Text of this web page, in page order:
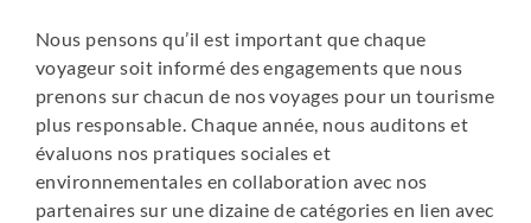
Nous pensons qu’il est important que chaque
voyageur soit informé des engagements que nous
prenons sur chacun de nos voyages pour un tourisme
plus responsable. Chaque année, nous auditons et
évaluons nos pratiques sociales et
environnementales en collaboration avec nos
partenaires sur une dizaine de catégories en lien avec